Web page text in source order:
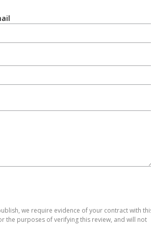
we require evidence of your contract with
the purposes of verifying this review, and will not